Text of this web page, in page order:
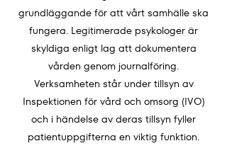
grundläggande för att vårt samhälle ska
fungera. Legitimerade psykologer är
skyldiga enligt lag att dokumentera
vården genom journalföring.
Verksamheten står under tillsyn av
Inspektionen för vård och omsorg (IVO)
och i händelse av deras tillsyn fyller
patientuppgifterna en viktig funktion.